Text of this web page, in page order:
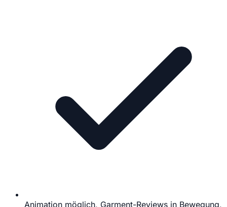
Animation möglich, Garment-Reviews in Bewegung,